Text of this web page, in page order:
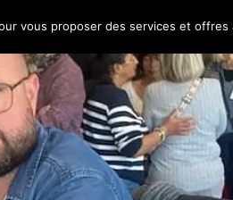
vous proposer des services et